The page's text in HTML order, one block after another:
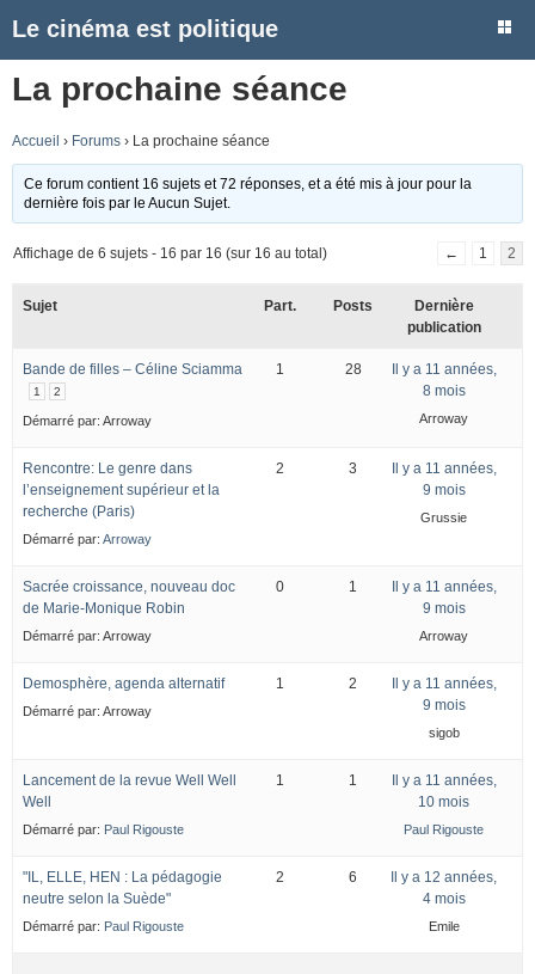
Le cinéma est politique
La prochaine séance
Accueil › Forums › La prochaine séance
Ce forum contient 16 sujets et 72 réponses, et a été mis à jour pour la
dernière fois parle Aucun Sujet.
Affichage de 6 sujets - 16 par 16 (sur 16 au total) ← 1 2
Sujet Part. Posts
Dernière
publication
Bande de filles – Céline Sciamma
1 2
Démarré par: Arroway
1 28
Il y a 11 années,
8 mois
Arroway
Rencontre: Le genre dans
l’enseignement supérieur et la
recherche (Paris)
Démarré par: Arroway
2 3
Il y a 11 années,
9 mois
Grussie
Sacrée croissance, nouveau doc
de Marie-Monique Robin
Démarré par: Arroway
0 1
Il y a 11 années,
9 mois
Arroway
Demosphère, agenda alternatif
Démarré par: Arroway
1 2
Il y a 11 années,
9 mois
sigob
Lancement de la revue Well Well
Well
Démarré par: Paul Rigouste
1 1
Il y a 11 années,
10 mois
Paul Rigouste
"IL, ELLE, HEN : La pédagogie
neutre selon la Suède"
Démarré par: Paul Rigouste
2 6
Il y a 12 années,
4 mois
Emile